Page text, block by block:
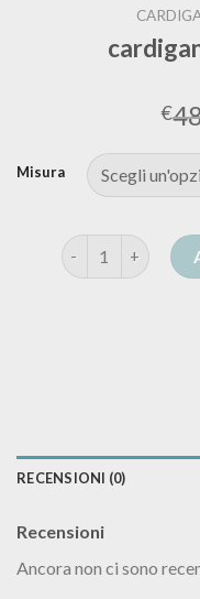
€
Misura
cardigan nero
RECENSIONI (0)
Recensioni
Ancora non ci sono